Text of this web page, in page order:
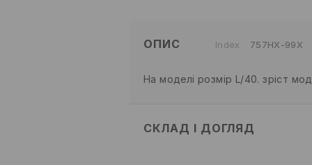
ОПИС Index 757HX-99X
На моделі розмір L/40. зріст
СКЛАД І ДОГЛЯД